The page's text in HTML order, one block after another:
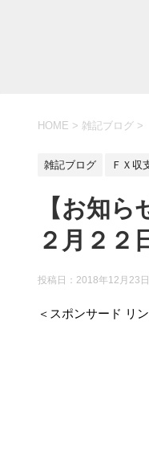
HOME > 雑記ブログ >
雑記ブログ ＦＸ収
【お知
２月２２
投稿日：2018年12月23日
＜スポンサード リ